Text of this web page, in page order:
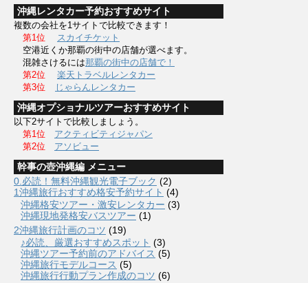
沖縄レンタカー予約おすすめサイト
複数の会社を1サイトで比較できます！
第1位
スカイチケット
空港近くか那覇の街中の店舗が選べます。
混雑さけるには那覇の街中の店舗で！
第2位
楽天トラベルレンタカー
第3位
じゃらんレンタカー
沖縄オプショナルツアーおすすめサイト
以下2サイトで比較しましょう。
第1位
アクティビティジャパン
第2位
アソビュー
幹事の壺沖縄編 メニュー
0.必読！無料沖縄観光電子ブック (2)
1沖縄旅行おすすめ格安予約サイト (4)
沖縄格安ツアー・激安レンタカー (3)
沖縄現地発格安バスツアー (1)
2沖縄旅行計画のコツ (19)
♪必読、厳選おすすめスポット (3)
沖縄ツアー予約前のアドバイス (5)
沖縄旅行モデルコース (5)
沖縄旅行行動プラン作成のコツ (6)